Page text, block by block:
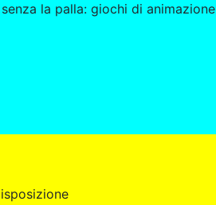
la palla: giochi di animazione